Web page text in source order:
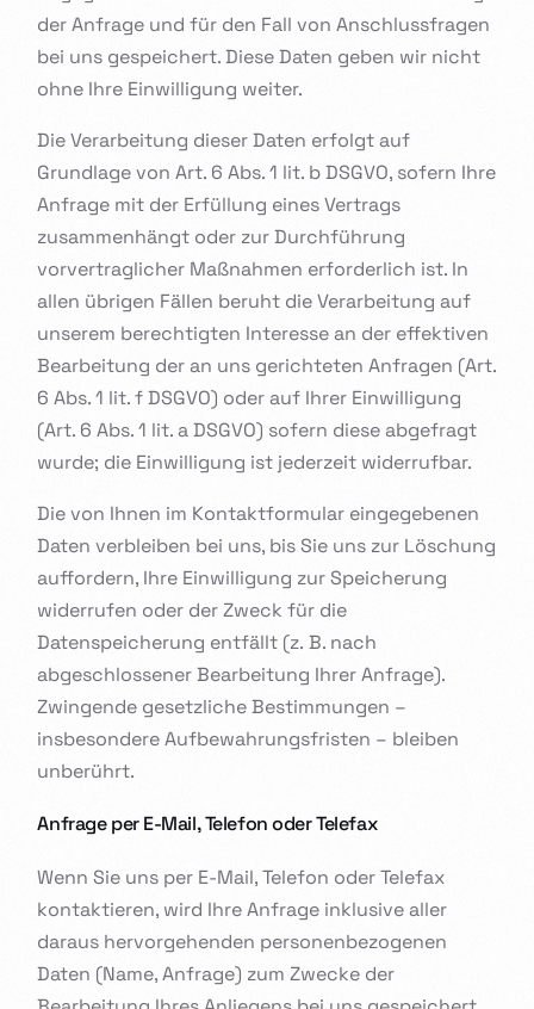
der Anfrage und für den Fall von Anschlussfragen
bei uns gespeichert. Diese Daten geben wir nicht
ohne Ihre Einwilligung weiter.
Die Verarbeitung dieser Daten erfolgt auf
Grundlage von Art. 6 Abs. 1 lit. b DSGVO, sofern Ihre
Anfrage mit der Erfüllung eines Vertrags
zusammenhängt oder zur Durchführung
vorvertraglicher Maßnahmen erforderlich ist. In
allen übrigen Fällen beruht die Verarbeitung auf
unserem berechtigten Interesse an der effektiven
Bearbeitung der an uns gerichteten Anfragen (Art.
6 Abs. 1 lit. f DSGVO) oder auf Ihrer Einwilligung
(Art. 6 Abs. 1 lit. a DSGVO) sofern diese abgefragt
wurde; die Einwilligung ist jederzeit widerrufbar.
Die von Ihnen im Kontaktformular eingegebenen
Daten verbleiben bei uns, bis Sie uns zur Löschung
auffordern, Ihre Einwilligung zur Speicherung
widerrufen oder der Zweck für die
Datenspeicherung entfällt (z. B. nach
abgeschlossener Bearbeitung Ihrer Anfrage).
Zwingende gesetzliche Bestimmungen –
insbesondere Aufbewahrungsfristen – bleiben
unberührt.
Anfrage per E-Mail, Telefon oder Telefax
Wenn Sie uns per E-Mail, Telefon oder Telefax
kontaktieren, wird Ihre Anfrage inklusive aller
daraus hervorgehenden personenbezogenen
Daten (Name, Anfrage) zum Zwecke der